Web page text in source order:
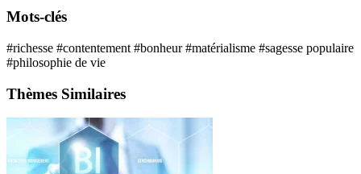
Mots-clés
#richesse #contentement #bonheur#matérialisme #sagesse populaire
#philosophie de vie
Thèmes Similaires